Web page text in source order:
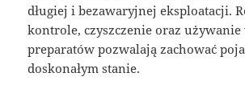
długiej i bezawaryjnej eksploatacji.
kontrole, czyszczenie oraz używanie
preparatów pozwalają zachować
doskonałym stanie.